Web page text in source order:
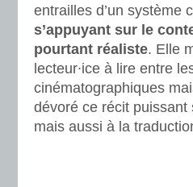
entrailles d’un système
s’appuyant sur le
pourtant réaliste. Elle
lecteur∙ice à lire entre
cinématographiques
dévoré ce récit
mais aussi à la